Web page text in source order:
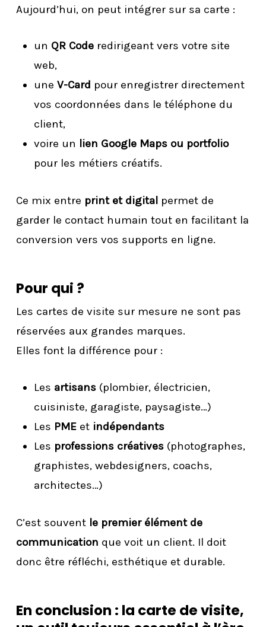
Aujourd’hui, on peut intégrer sur sa carte :
un QR Coderedirigeant vers votre site
web,
une V-Card pour enregistrer directement
vos coordonnées dans le téléphone du
client,
voire un lien Google Maps ou portfolio
pour les métiers créatifs.
Ce mix entre print et digital permet de
garder le contact humain tout en facilitant la
conversion vers vos supports en ligne.
Pour qui ?
Les cartes de visite sur mesure ne sont pas
réservées aux grandes marques.
Elles font la différence pour :
Les artisans(plombier, électricien,
cuisiniste, garagiste, paysagiste…)
Les PMEet indépendants
Les professions créatives(photographes,
graphistes, webdesigners, coachs,
architectes…)
C’est souvent le premier élément de
communication que voit un client. Il doit
donc être réfléchi, esthétique et durable.
En conclusion : la carte de visite,